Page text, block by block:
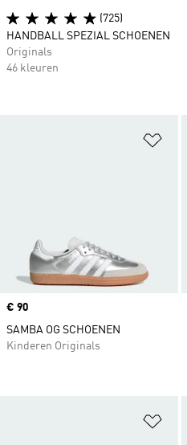
Price
€ 90
SAMBA OG SCHOENEN
Kinderen Originals
(725)
HANDBALL SPEZIAL SCHOENEN
Originals
46 kleuren